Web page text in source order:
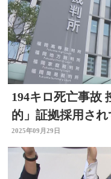
194キロ死亡事故
的」証拠採用さ
分
2025年09月29日